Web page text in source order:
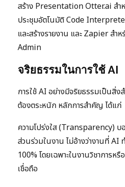
สร้าง Presentation Otter.ai สำ
ประชุมอัตโนมัติ Code
และสร้างรายงาน และ Zapier สำ
Admin
จริยธรรมในการใช้ AI
การใช้ AI อย่างมีจริยธรรมเป็น
ต้องตระหนัก หลักการสำคัญ ได้แก่
ความโปร่งใส (Transparency)
ส่วนร่วมในงาน ไม่อ้างว่างานที่ AI
100% โดยเฉพาะในงานวิชาการห
เชื่อถือ